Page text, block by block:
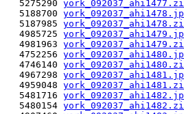
5275290
5188700
5187985
4985725
4981963
4752256
4746140
4967298
4959048
5481716
5480154